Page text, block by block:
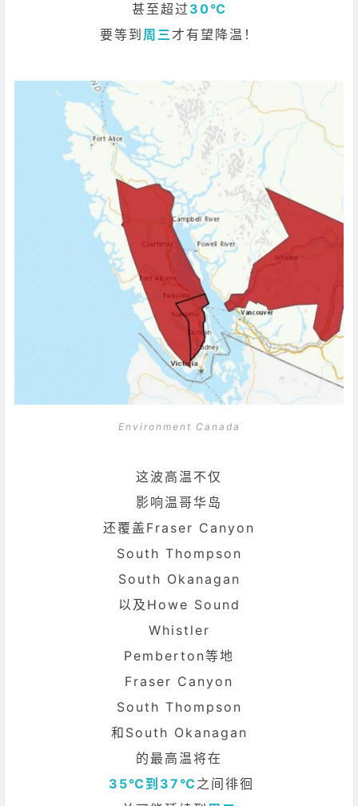
甚至超过 30℃
要等到 周三才有望降温！
Environment Canada
这波高温不仅
影响温哥华岛
还覆盖Fraser Canyon
South Thompson
South Okanagan
以及Howe Sound
Whistler
Pemberton等地
Fraser Canyon
South Thompson
和South Okanagan
的最高温将在
35℃到37℃之间徘徊